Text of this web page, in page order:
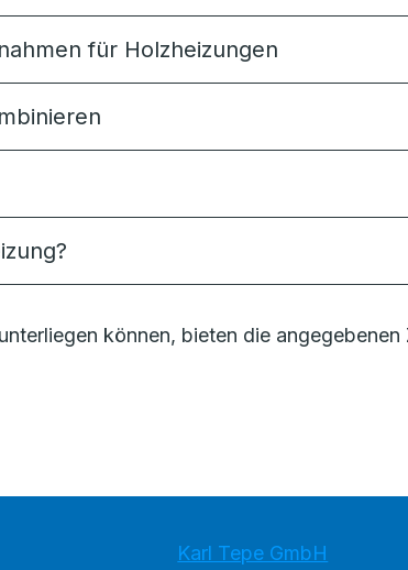
für Holzheizungen
können, bieten die
Karl Tepe GmbH